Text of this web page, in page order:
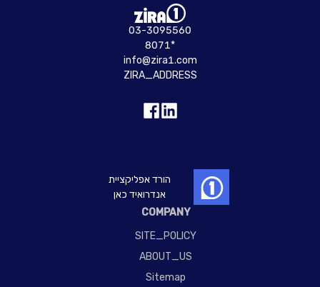
COMPANY
SITE_POLICY
ABOUT_US
Sitemap
03-3095560
8071*
info@zira1.com
ZIRA_ADDRESS
הורד אפליקציית
אנדרואיד כאן